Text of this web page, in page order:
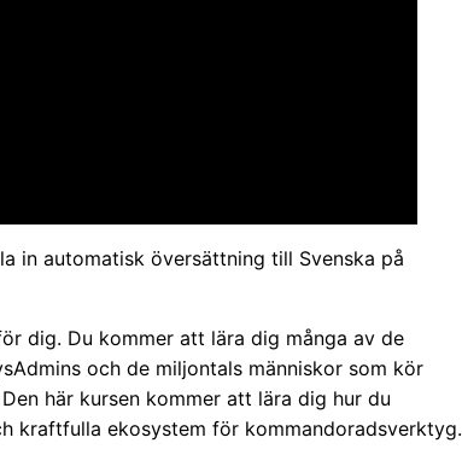
in automatisk översättning till Svenska på
dig. Du kommer att lära dig många av de
och de miljontals människor som kör
här kursen kommer att lära dig hur du
kraftfulla ekosystem för kommandoradsverktyg.